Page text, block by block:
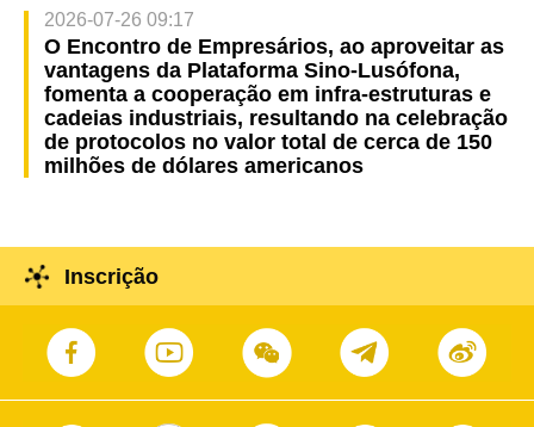
2026-07-26 09:17
O Encontro de Empresários, ao aproveitar as
vantagens da Plataforma Sino-Lusófona,
fomenta a cooperação em infra-estruturas e
cadeias industriais, resultando na celebração
de protocolos no valor total de cerca de 150
milhões de dólares americanos
Inscrição